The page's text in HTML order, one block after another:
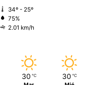
34º - 25º
75%
2.01 km/h
30 ℃ 30 ℃